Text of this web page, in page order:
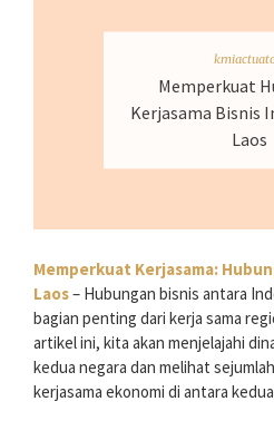
Memperkuat
Kerjasama Bisnis
Laos
Memperkuat Kerjasama:
Laos– Hubungan bisnis antara
bagian penting dari kerja sama
artikel ini, kita akan menjelajahi
kedua negara dan melihat
kerjasama ekonomi di antara